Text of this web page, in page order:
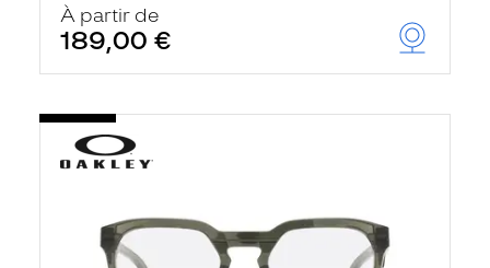
À partir de
189,00 €